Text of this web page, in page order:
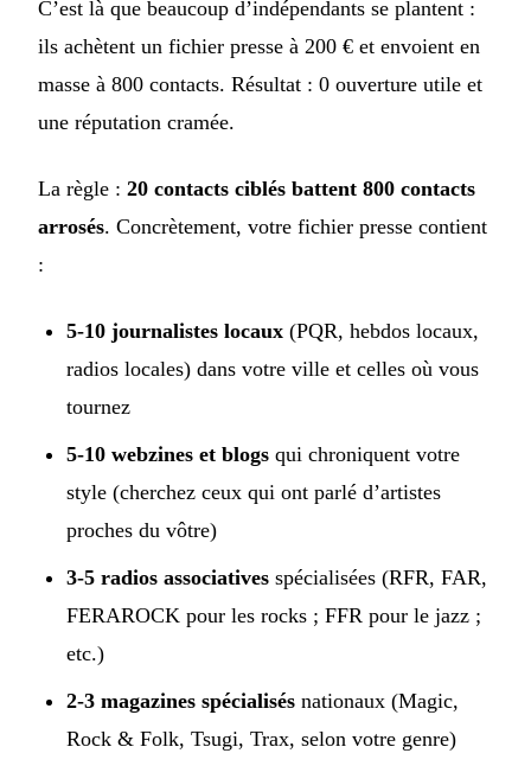
C’est là que beaucoup d’indépendants se plantent :
ils achètent un fichier presse à 200 € et envoient en
masse à 800 contacts. Résultat : 0 ouverture utile et
une réputation cramée.
La règle : 20 contacts ciblés battent 800 contacts
arrosés. Concrètement, votre fichier presse contient
:
5-10 journalistes locaux (PQR, hebdos locaux,
radios locales) dans votre ville et celles où vous
tournez
5-10 webzines et blogs qui chroniquent votre
style (cherchez ceux qui ont parlé d’artistes
proches du vôtre)
3-5 radios associatives spécialisées (RFR, FAR,
FERAROCK pour les rocks ; FFR pour le jazz ;
etc.)
2-3 magazines spécialisés nationaux (Magic,
Rock & Folk, Tsugi, Trax, selon votre genre)